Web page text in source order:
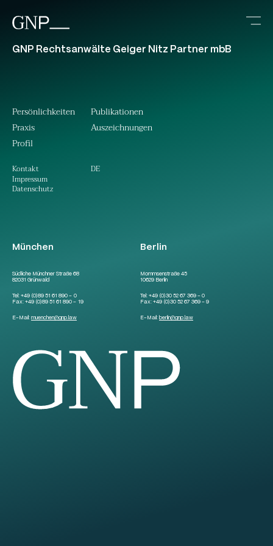
GNP Rechtsanwälte Geiger Nitz Partner mbB
München
Südliche Münchner Straße 68
82031 Grünwald
Tel:+49 (0)89 51 61 890 – 0
Fax:+49 (0)89 51 61 890 – 19
E-Mail:muenchen@gnp.law
Berlin
Mommsenstraße 45
10629 Berlin
Tel: +49 (0)30 52 67 369 – 0
Fax: +49 (0)30 52 67 369 – 9
E-Mail: berlin@gnp.law
Persönlichkeiten
Praxis
Profil
Kontakt
Impressum
Datenschutz
Publikationen
Auszeichnungen
DE